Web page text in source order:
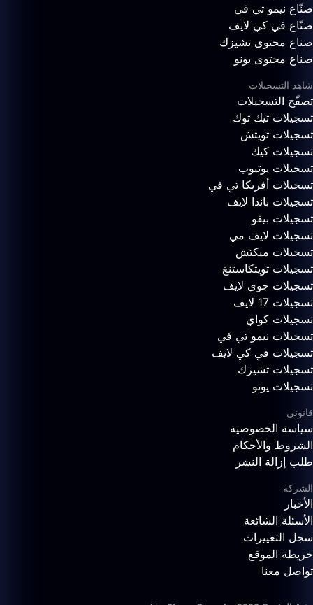
صنّاع نيمو تي في
صنّاع في كي لايف
صناع محتوى تشيزك
صناع محتوى يونو
شاهد التسجيلات
تصفّح التسجيلات
تسجيلات تيك توك
تسجيلات تويتش
تسجيلات كيك
تسجيلات يوتيوب
تسجيلات أفريكا تي في
تسجيلات باندا لايف
تسجيلات بيقو
تسجيلات لايف مي
تسجيلات ميكتش
تسجيلات تويتكاستنغ
تسجيلات جوي لايف
تسجيلات 17 لايف
تسجيلات كواي
تسجيلات نيمو تي في
تسجيلات في كي لايف
تسجيلات تشيزك
تسجيلات يونو
قانوني
سياسة الخصوصية
الشروط والأحكام
طلب إزالة النشر
الشركة
الأخبار
الأسئلة الشائعة
سجل التغييرات
خريطة الموقع
تواصل معنا